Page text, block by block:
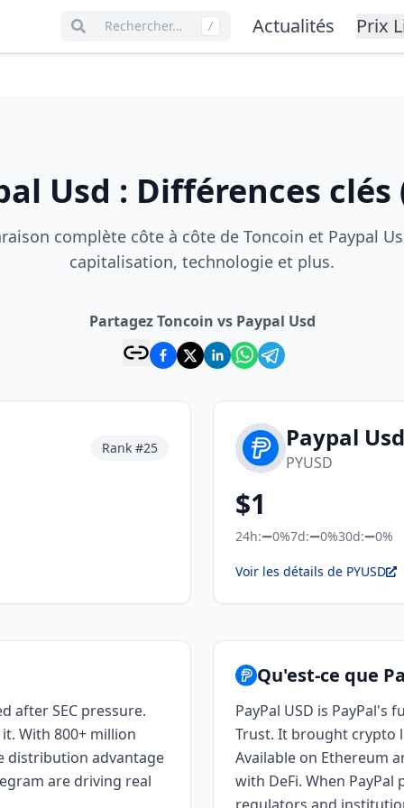
Rechercher… / Actualités Prix
Usd : Différences clés
complète côte à côte de Toncoin et Paypal
capitalisation, technologie et plus.
Partagez Toncoin vs Paypal Usd
Rank #25 Paypal Usd
PYUSD
$1
24h: 0%7d: 0%30d: 0%
Voir les détails de PYUSD
after SEC pressure.
With 800+ million
distribution advantage
are driving real
Qu'est-ce que
PayPal USD is PayPal's
Trust. It brought crypto
Available on Ethereum
with DeFi. When